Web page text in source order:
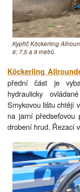
Kypřič Köckerling
6; 7,5 a 9 metrů.
Köckerling
přední část je
hydraulicky
Smykovou lištu chtějí
na jarní předseťovou
drobení hrud. Řezací